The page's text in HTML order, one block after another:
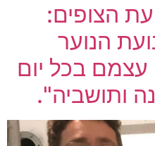
הצופים:
הנוער
עצמם בכל יום
ותושביה".